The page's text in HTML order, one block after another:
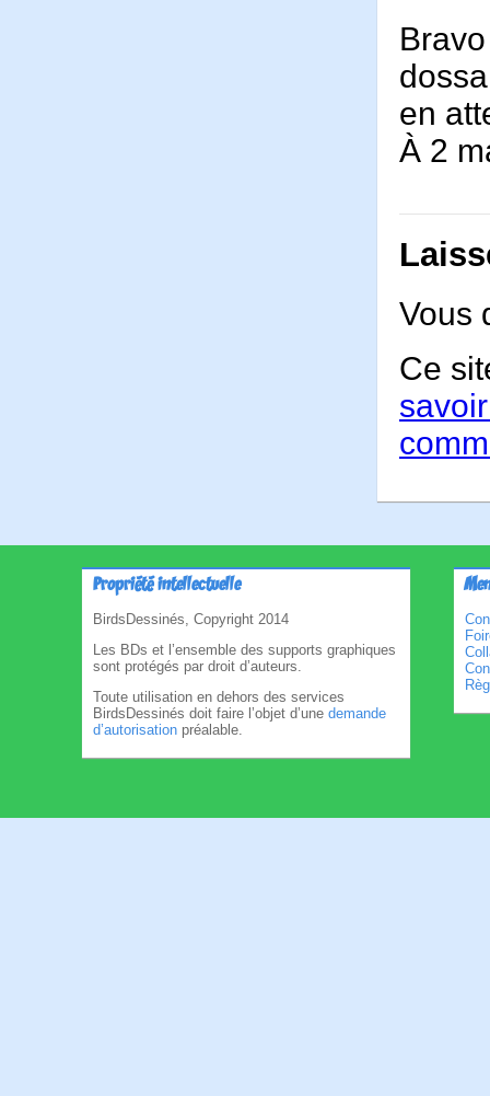
en
À 2
Vous
Ce
Propriété intellectuelle
BirdsDessinés, Copyright 2014
Les BDs et l’ensemble des supports graphiques
sont protégés par droit d’auteurs.
Toute utilisation en dehors des services
BirdsDessinés doit faire l’objet d’une demande
d’autorisation préalable.